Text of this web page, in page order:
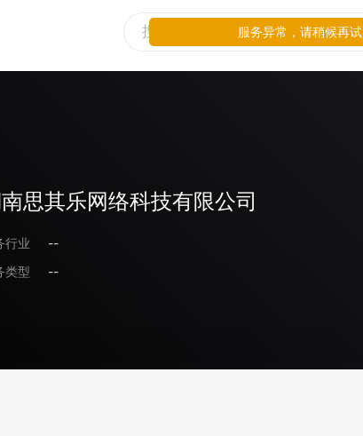
思其乐网络科技有限公司
行业
--
类型
--
服务异常，请稍候再试